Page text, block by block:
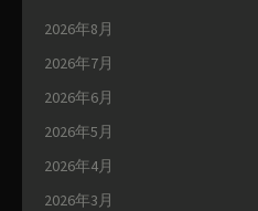
2026年8月
2026年7月
2026年6月
2026年5月
2026年4月
2026年3月